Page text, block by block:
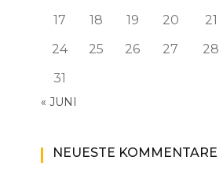
17
18 19 20 21
24
25 26 27 28
31
« JUNI
NEUESTE KOMMENTARE